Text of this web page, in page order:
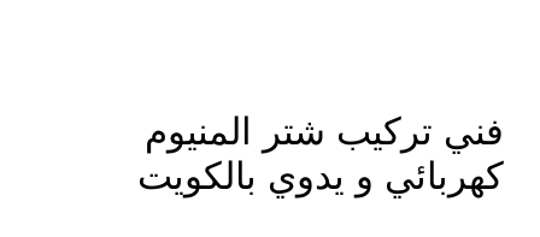
فني تركيب شتر المنيوم
كهربائي و يدوي بالكويت